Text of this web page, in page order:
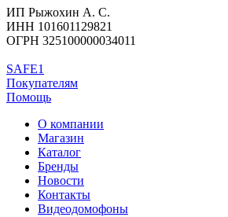
ИП Рыжохин А. С.
ИНН 101601129821
ОГРН 325100000034011
SAFE1
Покупателям
Помощь
О компании
Магазин
Каталог
Бренды
Новости
Контакты
Видеодомофоны